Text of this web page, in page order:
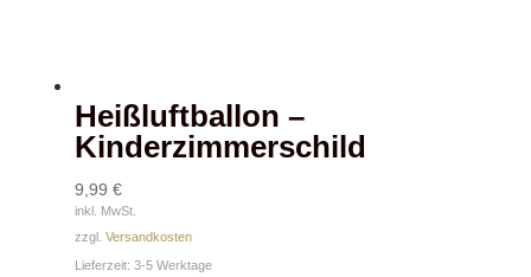
Heißluftballon –
Kinderzimmerschild
9,99 €
inkl. MwSt.
zzgl. Versandkosten
Lieferzeit: 3-5 Werktage